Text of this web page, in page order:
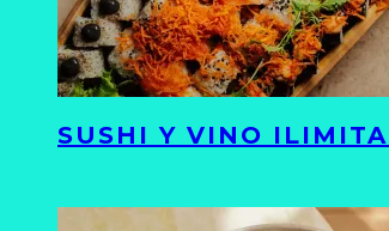
SUSHI Y VINO